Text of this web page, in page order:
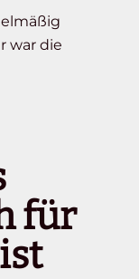
war die
für